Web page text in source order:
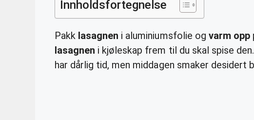
Innholdsfortegnelse
Pakk lasagnen i aluminiumsfolie og varm opp
lasagnen i kjøleskap frem til du skal spise
har dårlig tid, men middagen smaker desidert